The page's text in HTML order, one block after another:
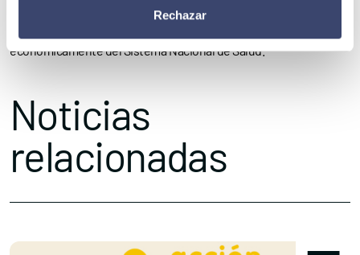
Rechazar
través de ellas a las personas con diabetes sino para cuidar
económicamente del Sistema Nacional de Salud.
Noticias
relacionadas